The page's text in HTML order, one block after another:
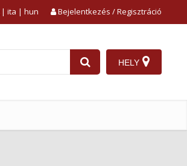
Bejelentkezés / Regisztráció
| ita | hun
HELY